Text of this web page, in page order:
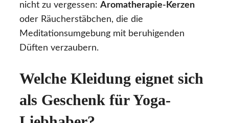
nicht zu vergessen: Aromatherapie-Kerzen
oder Räucherstäbchen, die die
Meditationsumgebung mit beruhigenden
Düften verzaubern.
Welche Kleidung eignet sich
als Geschenk für Yoga-